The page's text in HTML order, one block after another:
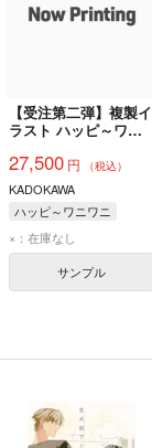
【受注第二弾】複製イ
ラスト ハッピ～ワニ
デレ少尉』（BLコミ
ックフェア2026）
27,500 円 （税込）
KADOKAWA
ハッピ～ワニワニ
×：在庫なし
サンプル